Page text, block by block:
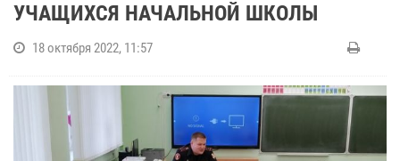
УЧАЩИХСЯ НАЧАЛЬНОЙ ШКОЛЫ
18 октября 2022, 11:57